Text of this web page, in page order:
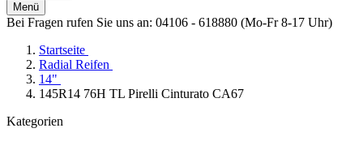
Menü
Bei Fragen rufen Sie uns an: 04106 - 618880 (Mo-Fr 8-17 Uhr)
Startseite
Radial Reifen
14"
145R14 76H TL Pirelli Cinturato CA67
Kategorien